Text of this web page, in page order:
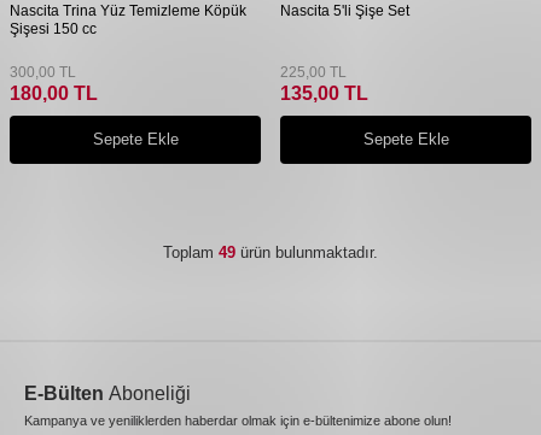
Nascita Trina Yüz Temizleme Köpük
Şişesi 150 cc
300,00 TL
180,00 TL
Sepete Ekle
Nascita 5'li Şişe Set
225,00 TL
135,00 TL
Sepete Ekle
Toplam 49 ürün bulunmaktadır.
E-Bülten Aboneliği
Kampanya ve yeniliklerden haberdar olmak için e-bültenimize abone olun!